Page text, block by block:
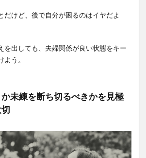
だけど、後で自分が困るのはイヤだよ
を出しても、夫婦関係が良い状態をキー
う。
未練を断ち切るべきかを見極